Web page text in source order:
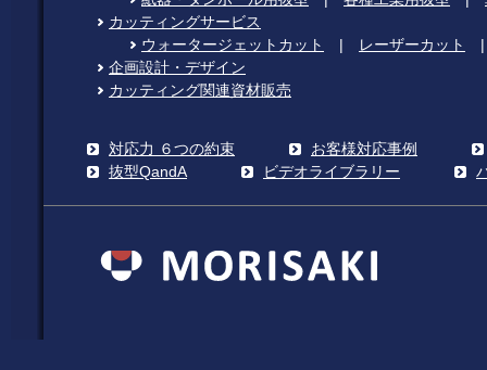
カッティングサービス
ウォータージェットカット
| レーザーカット
企画設計・デザイン
カッティング関連資材販売
対応力 ６つの約束
お客様対応事例
抜型QandA
ビデオライブラリー